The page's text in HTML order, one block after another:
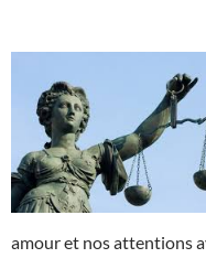
amour et nos attentions